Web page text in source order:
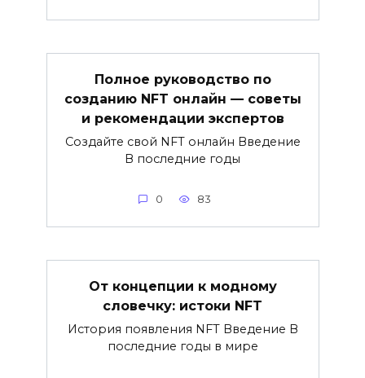
Полное руководство по
созданию NFT онлайн — советы
и рекомендации экспертов
Создайте свой NFT онлайн Введение
В последние годы
0 83
От концепции к модному
словечку: истоки NFT
История появления NFT Введение В
последние годы в мире